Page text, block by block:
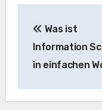
Was ist
Information
in einfachen